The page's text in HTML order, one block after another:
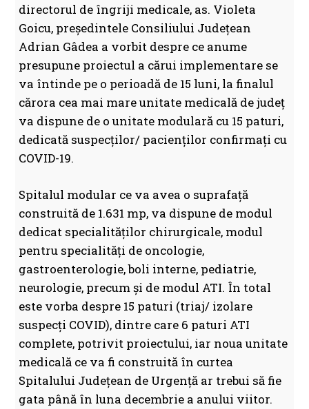
directorul de îngriji medicale, as. Violeta
Goicu, președintele Consiliului Județean
Adrian Gâdea a vorbit despre ce anume
presupune proiectul a cărui implementare se
va întinde pe o perioadă de 15 luni, la finalul
cărora cea mai mare unitate medicală de județ
va dispune de o unitate modulară cu 15 paturi,
dedicată suspecților/ pacienților confirmați cu
COVID-19.
Spitalul modular ce va avea o suprafață
construită de 1.631 mp, va dispune de modul
dedicat specialităților chirurgicale, modul
pentru specialități de oncologie,
gastroenterologie, boli interne, pediatrie,
neurologie, precum și de modul ATI. În total
este vorba despre 15 paturi (triaj/ izolare
suspecți COVID), dintre care 6 paturi ATI
complete, potrivit proiectului, iar noua unitate
medicală ce va fi construită în curtea
Spitalului Județean de Urgență ar trebui să fie
gata până în luna decembrie a anului viitor.